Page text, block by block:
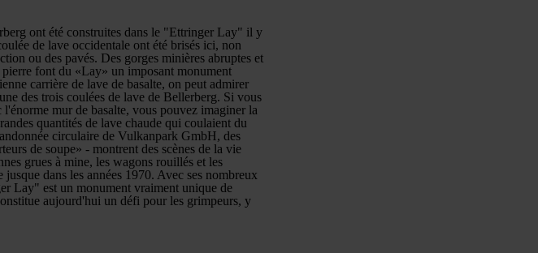
ont été construites dans le "Ettringer Lay" il y
de lave occidentale ont été brisés ici, non
ou des pavés. Des gorges minières abruptes et
font du «Lay» un imposant monument
carrière de lave de basalte, on peut admirer
des trois coulées de lave de Bellerberg. Si vous
mur de basalte, vous pouvez imaginer la
quantités de lave chaude qui coulaient du
circulaire de Vulkanpark GmbH, des
de soupe» - montrent des scènes de la vie
grues à mine, les wagons rouillés et les
dans les années 1970. Avec ses nombreux
Lay" est un monument vraiment unique de
aujourd'hui un défi pour les grimpeurs, y